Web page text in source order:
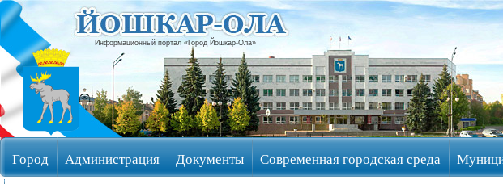
Информационный портал «Город Йошкар-Ола»
Город Администрация Документы Современная городская среда